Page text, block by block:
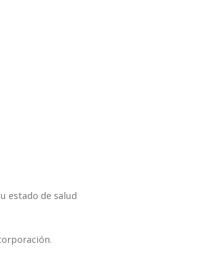
estado de salud